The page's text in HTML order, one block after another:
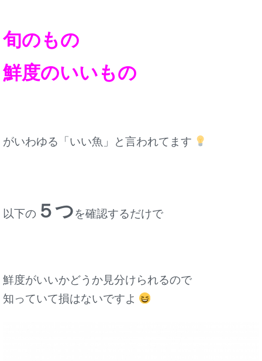
旬のもの
鮮度のいいもの
がいわゆる「いい魚」と言われてます
以下の ５つを確認するだけで
鮮度がいいかどうか見分けられるので
知っていて損はないですよ